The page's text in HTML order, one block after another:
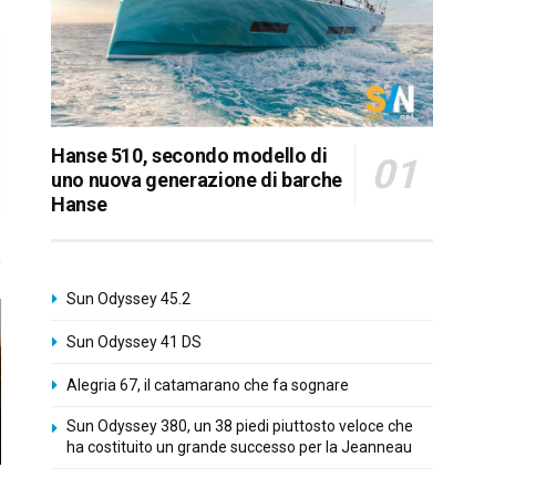
Hanse 510, secondo modello di
uno nuova generazione di barche
Hanse
Sun Odyssey 45.2
Sun Odyssey 41 DS
Alegria 67, il catamarano che fa sognare
Sun Odyssey 380, un 38 piedi piuttosto veloce che
ha costituito un grande successo per la Jeanneau